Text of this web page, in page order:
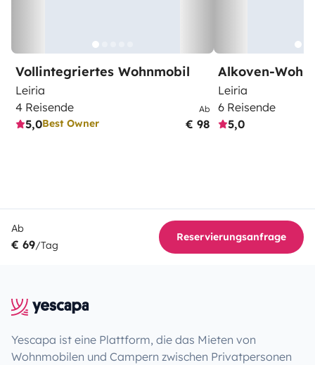
Vollintegriertes Wohnmobil
Leiria
4 Reisende
5,0Best Owner
Ab
€ 98
Alkoven-
Leiria
6 Reisende
5,0
Ab
€ 69/Tag
Reservierungsanfrage
Yescapa ist eine Plattform, die das Mieten von
Wohnmobilen und Campern zwischen Privatpersonen